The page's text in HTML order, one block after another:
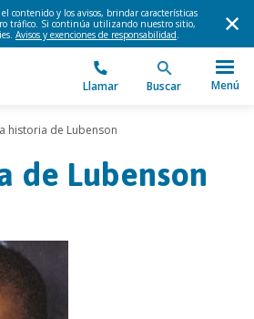
contenido y los avisos, brindar características
tráfico. Si continúa utilizando nuestro sitio,
Avisos y exenciones de responsabilidad.
Llamar Buscar Menú
historia de Lubenson
de Lubenson